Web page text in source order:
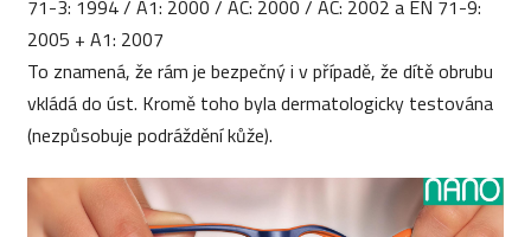
71-3: 1994 / A1: 2000 / AC: 2000 / AC: 2002 a EN 71-9:
2005 + A1: 2007
To znamená, že rám je bezpečný i v případě, že dítě obrubu
vkládá do úst. Kromě toho byla dermatologicky testována
(nezpůsobuje podráždění kůže).